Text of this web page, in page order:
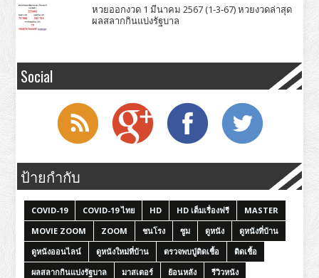
หวยออกงวด 1 มีนาคม 2567 (1-3-67) หวยงวดล่าสุด
ผลสลากกินแบ่งรัฐบาล
Social
ป้ายกำกับ
COVID-19 COVID-19 ไทย HD HD เต็มเรื่องฟรี
MASTER
MOVIE ZOOM
ZOOM ชนโรง ซูม ดูหนัง
ดูหนังที่บ้าน
ดูหนังออนไลน์
ดูหนังใหม่ที่บ้าน ตรวจพบปู่ติดเชื้อ
ติดเชื้อ
ผลสลากกินแบ่งรัฐบาล
มาสเตอร์ ย้อนหลัง
รีวิวหนัง